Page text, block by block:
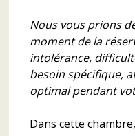
Nous vous prions
moment de la
intolérance,
besoin spécifique,
optimal pendant
Dans cette